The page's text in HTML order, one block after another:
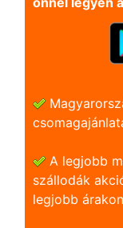
A legjobb
szállodák
legjobb